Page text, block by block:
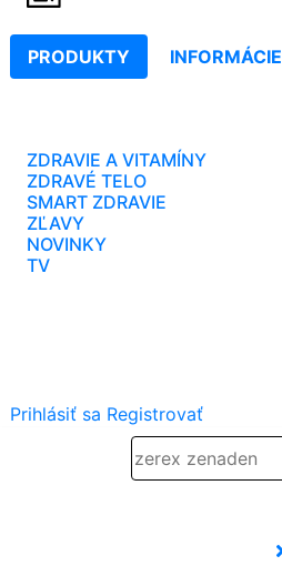
PRODUKTY INFORMÁCIE
ZDRAVIE A VITAMÍNY
ZDRAVÉ TELO
SMART ZDRAVIE
ZĽAVY
NOVINKY
TV
Prihlásiť sa Registrovať